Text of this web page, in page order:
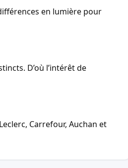
en lumière pour
D’où l’intérêt de
Carrefour, Auchan et